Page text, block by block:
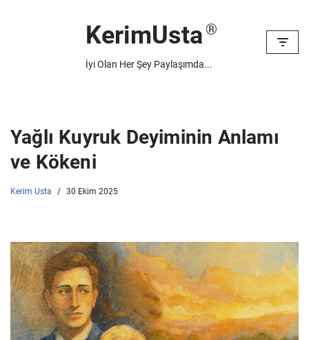
KerimUsta
İyi Olan Her Şey Paylaşımda...
Yağlı Kuyruk Deyiminin Anlamı
ve Kökeni
Kerim Usta 30 Ekim 2025